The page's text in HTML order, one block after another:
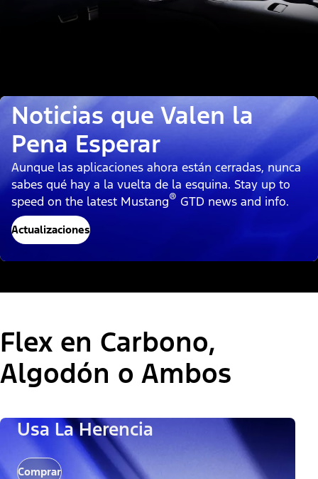
Noticias que Valen la
Pena Esperar
Aunque las aplicaciones ahora están cerradas, nunca
sabes qué hay a la vuelta de la esquina. Stay up to
speed on the latest Mustang® GTD news and info.
Actualizaciones
Flex en Carbono,
Algodón o Ambos
Usa La Herencia
Comprar